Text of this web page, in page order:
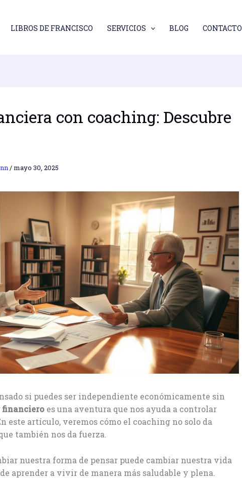
LIBROS DE FRANCISCO SERVICIOS BLOG CONTACTO
con coaching: Descubre
/mayo 30, 2025
si puedes ser independiente económicamente sin
financiero es una aventura que nos ayuda a controlar
este artículo, veremos cómo el coaching no solo da
también nos da fuerza.
nuestra forma de pensar puede cambiar nuestra vida
aprender a vivir de manera más saludable y plena.